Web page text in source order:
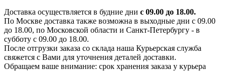
Доставка осуществляется в будние дни с 09.00 до 18.00.
По Москве доставка также возможна в выходные дни с 09.00
до 18.00, по Московской области и Санкт-Петербургу - в
субботу с 09.00 до 18.00.
После отгрузки заказа со склада наша Курьерская служба
свяжется с Вами для уточнения деталей доставки.
Обращаем ваше внимание: срок хранения заказа у курьера